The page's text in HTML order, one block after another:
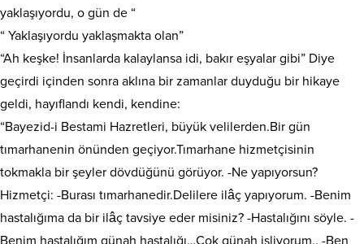
yaklaşıyordu, o gün de “
“ Yaklaşıyordu yaklaşmakta olan”
“Ah keşke! İnsanlarda kalaylansa idi, bakır eşyalar gibi” Diye
geçirdi içinden sonra aklına bir zamanlar duyduğu bir hikaye
geldi, hayıflandı kendi, kendine:
“Bayezid-i Bestami Hazretleri, büyük velilerden.Bir gün
tımarhanenin önünden geçiyor.Tımarhane hizmetçisinin
tokmakla bir şeyler dövdüğünü görüyor. -Ne yapıyorsun?
Hizmetçi: -Burası tımarhanedir.Delilere ilâç yapıyorum. -Benim
hastalığıma da bir ilâç tavsiye eder misiniz? -Hastalığını söyle. -